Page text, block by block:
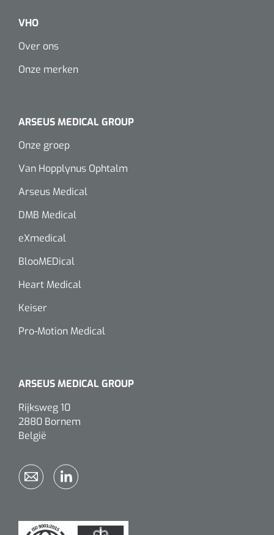
VHO
Over ons
Onze merken
ARSEUS MEDICAL GROUP
Onze groep
Van Hopplynus Ophtalm
Arseus Medical
DMB Medical
eXmedical
BlooMEDical
Heart Medical
Keiser
Pro-Motion Medical
ARSEUS MEDICAL GROUP
Rijksweg 10
2880 Bornem
België